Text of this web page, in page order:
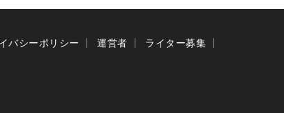
バシーポリシー 運営者
ライター募集